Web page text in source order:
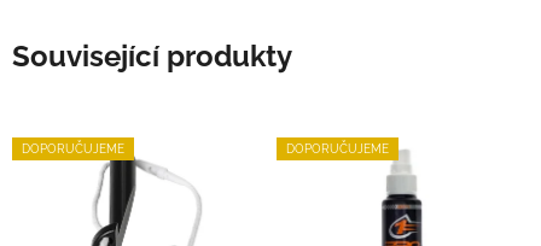
Související produkty
DOPORUČUJEME DOPORUČUJEME